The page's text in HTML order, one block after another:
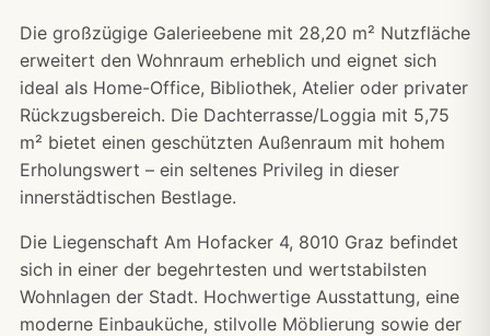
Die großzügige Galerieebene mit 28,20 m² Nutzfläche
erweitert den Wohnraum erheblich und eignet sich
ideal als Home-Office, Bibliothek, Atelier oder privater
Rückzugsbereich. Die Dachterrasse/Loggia mit 5,75
m² bietet einen geschützten Außenraum mit hohem
Erholungswert – ein seltenes Privileg in dieser
innerstädtischen Bestlage.
Die Liegenschaft Am Hofacker 4, 8010 Graz befindet
sich in einer der begehrtesten und wertstabilsten
Wohnlagen der Stadt. Hochwertige Ausstattung, eine
moderne Einbauküche, stilvolle Möblierung sowie der